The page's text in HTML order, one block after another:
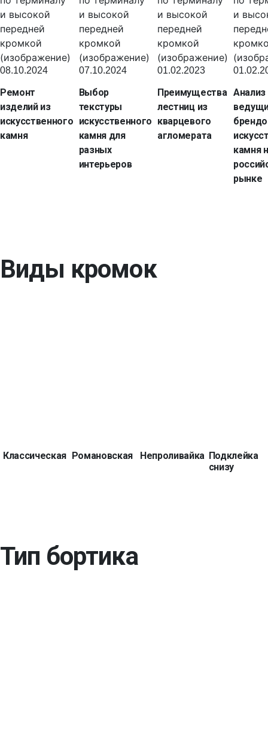
08.10.2024
Ремонт
изделий из
искусственного
камня
07.10.2024
Выбор
текстуры
искусственного
камня для
разных
интерьеров
01.02.2023
Преимущества
лестниц из
кварцевого
агломерата
Анализ
камня
рынке
Виды кромок
Классическая Романовская Непроливайка Подклейка
снизу
Тип бортика